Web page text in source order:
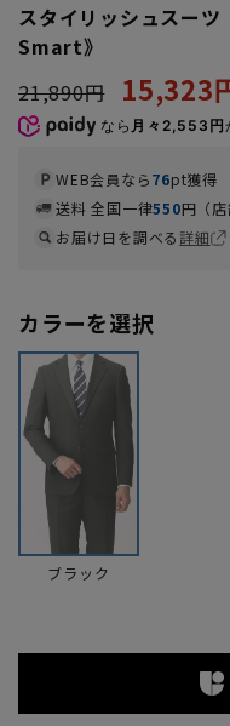
スタイリッシュスー
Smart》
21,890円
15,323
なら 月々2,553円
WEB会員なら76pt獲得
送料 全国一律550円（
お届け日を調べる詳細
カラーを選択
ブラック